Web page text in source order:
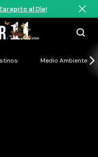
al Día!
Medio Ambiente